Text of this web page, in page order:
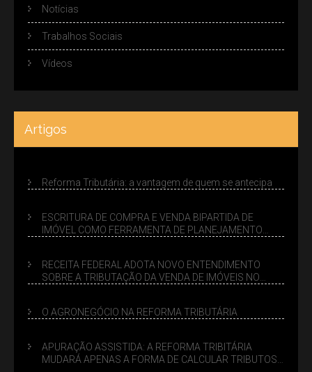
Notícias
Trabalhos Sociais
Vídeos
Artigos
Reforma Tributária: a vantagem de quem se antecipa
ESCRITURA DE COMPRA E VENDA BIPARTIDA DE
IMÓVEL COMO FERRAMENTA DE PLANEJAMENTO
RECEITA FEDERAL ADOTA NOVO ENTENDIMENTO
SOBRE A TRIBUTAÇÃO DA VENDA DE IMÓVEIS NO
O AGRONEGÓCIO NA REFORMA TRIBUTÁRIA
APURAÇÃO ASSISTIDA: A REFORMA TRIBITÁRIA
MUDARÁ APENAS A FORMA DE CALCULAR TRIBUTOS